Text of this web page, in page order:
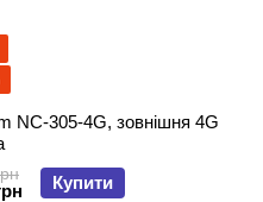
NC-305-4G, зовнішня 4G
Купити